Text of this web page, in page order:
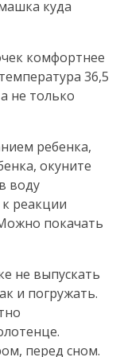
куда
комфортнее
36,5
не только
ребенка,
окуните
воду
реакции
покачать
не выпускать
и погружать.
перед сном.